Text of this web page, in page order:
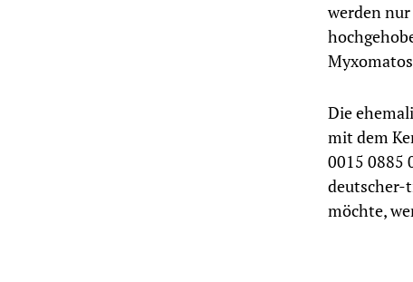
werden
Die
mit dem
0015 0885
deutscher-
möchte,